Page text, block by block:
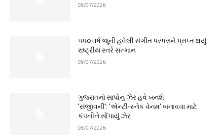
08/07/2026
૫૫૦ વર્ષ જૂની હવેલી સંગીત પરંપરાને પ્રાપ્ત થયું
રાષ્ટ્રીય સ્તરે સન્માન
08/07/2026
ગુજરાતનાં સાપોનું ઝેર હવે બનશે
‘સંજીવની’: ‘એન્ટી-સ્નેક વેનમ’ બનાવવા માટે
કંપનીને સોંપાયું ઝેર
08/07/2026